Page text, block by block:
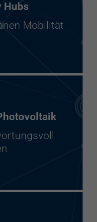
Hubs
Mobilität